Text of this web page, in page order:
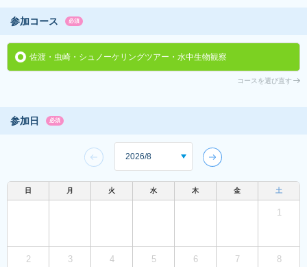
参加コース 必須
佐渡・虫崎・シュノーケリングツアー・水中生物観察
コースを選び直す
参加日 必須
日 月 火 水 木 金 土
1
2 3 4 5 6 7 8